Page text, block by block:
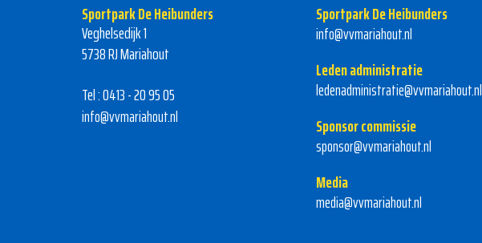
Sportpark De Heibunders
Veghelsedijk 1
5738 RJ Mariahout
Tel : 0413 - 20 95 05
info@vvmariahout.nl
Sportpark De Heibunders
info@vvmariahout.nl
Leden administratie
ledenadministratie@vvmariahout.nl
Sponsor commissie
sponsor@vvmariahout.nl
Media
media@vvmariahout.nl